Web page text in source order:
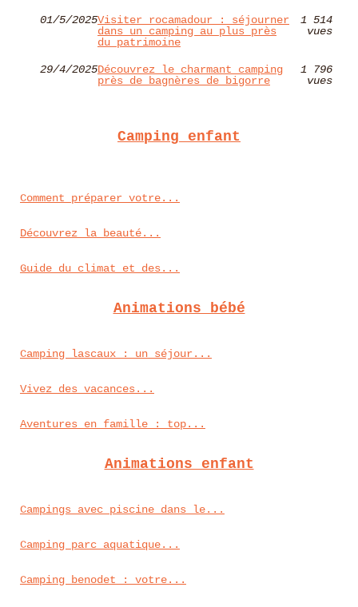
01/5/2025Visiter rocamadour : séjourner
dans un camping au plus près
du patrimoine
1 514
vues
29/4/2025Découvrez le charmant camping
près de bagnères de bigorre
1 796
vues
Camping enfant
Comment préparer votre...
Découvrez la beauté...
Guide du climat et des...
Animations bébé
Camping lascaux : un séjour...
Vivez des vacances...
Aventures en famille : top...
Animations enfant
Campings avec piscine dans le...
Camping parc aquatique...
Camping benodet : votre...